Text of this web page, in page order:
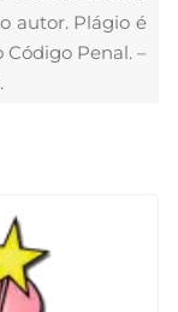
autor. Plágio é
Penal. –
.